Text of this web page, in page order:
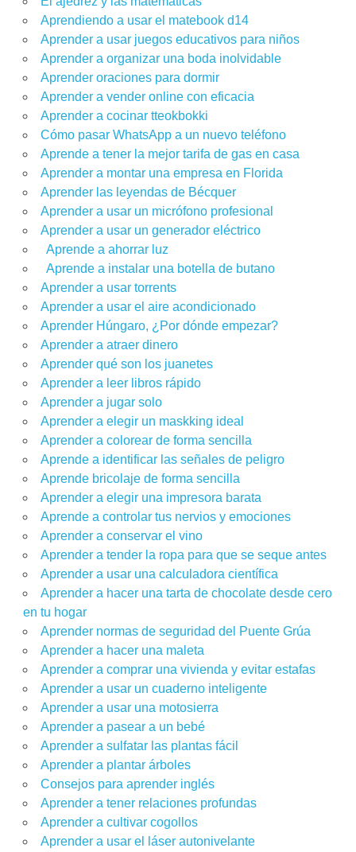
Aprendiendo a usar el matebook d14
Aprender a usar juegos educativos para niños
Aprender a organizar una boda inolvidable
Aprender oraciones para dormir
Aprender a vender online con eficacia
Aprender a cocinar tteokbokki
Cómo pasar WhatsApp a un nuevo teléfono
Aprende a tener la mejor tarifa de gas en casa
Aprender a montar una empresa en Florida
Aprender las leyendas de Bécquer
Aprender a usar un micrófono profesional
Aprender a usar un generador eléctrico
Aprende a ahorrar luz
Aprende a instalar una botella de butano
Aprender a usar torrents
Aprender a usar el aire acondicionado
Aprender Húngaro, ¿Por dónde empezar?
Aprender a atraer dinero
Aprender qué son los juanetes
Aprender a leer libros rápido
Aprender a jugar solo
Aprender a elegir un maskking ideal
Aprender a colorear de forma sencilla
Aprende a identificar las señales de peligro
Aprende bricolaje de forma sencilla
Aprender a elegir una impresora barata
Aprende a controlar tus nervios y emociones
Aprender a conservar el vino
Aprender a tender la ropa para que se seque antes
Aprender a usar una calculadora científica
Aprender a hacer una tarta de chocolate desde cero
en tu hogar
Aprender‌ ‌‌normas‌ ‌de‌ ‌seguridad‌ ‌del‌ ‌Puente‌ ‌Grúa‌ ‌
Aprender a hacer una maleta
Aprender a comprar una vivienda y evitar estafas
Aprender a usar un cuaderno inteligente
Aprender a usar una motosierra
Aprender a pasear a un bebé
Aprender a sulfatar las plantas fácil
Aprender a plantar árboles
Consejos para aprender inglés
Aprender a tener relaciones profundas
Aprender a cultivar cogollos
Aprender a usar el láser autonivelante